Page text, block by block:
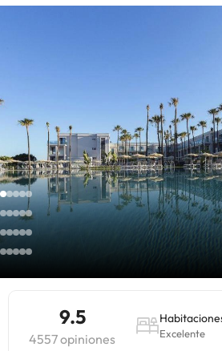
9.5
4557 opiniones Excelente